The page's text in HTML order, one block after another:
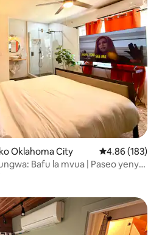
Oklahoma City Ukadiriaji wa
4.86 (183)
Bafu la mvua | Paseo yenye